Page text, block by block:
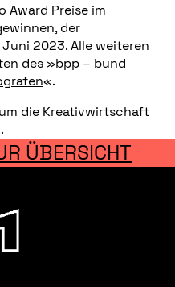
Award Preise im
der
2023. Alle weiteren
des »bpp – bund
«.
die Kreativwirtschaft
.
ÜBERSICHT